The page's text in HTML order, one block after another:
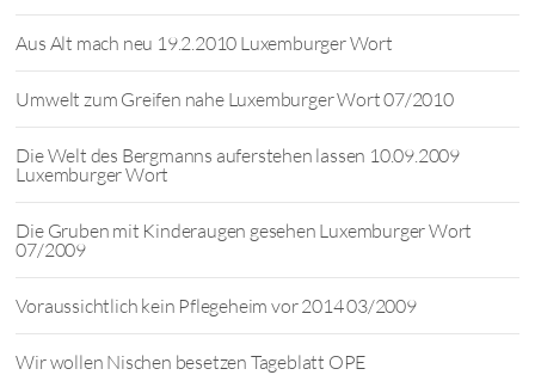
Aus Alt mach neu 19.2.2010 Luxemburger Wort
Umwelt zum Greifen nahe Luxemburger Wort 07/2010
Die Welt des Bergmanns auferstehen lassen 10.09.2009
Luxemburger Wort
Die Gruben mit Kinderaugen gesehen Luxemburger Wort
07/2009
Voraussichtlich kein Pflegeheim vor 2014 03/2009
Wir wollen Nischen besetzen Tageblatt OPE